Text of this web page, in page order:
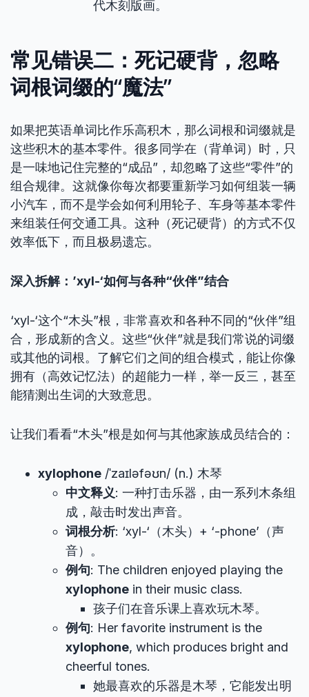
代木刻版画。
常见错误二：死记硬背，忽略
词根词缀的“魔法”
如果把英语单词比作乐高积木，那么词根和词缀就是
这些积木的基本零件。很多同学在（背单词）时，只
是一味地记住完整的“成品”，却忽略了这些“零件”的
组合规律。这就像你每次都要重新学习如何组装一辆
小汽车，而不是学会如何利用轮子、车身等基本零件
来组装任何交通工具。这种（死记硬背）的方式不仅
效率低下，而且极易遗忘。
深入拆解：’xyl-‘如何与各种“伙伴”结合
‘xyl-‘这个“木头”根，非常喜欢和各种不同的“伙伴”组
合，形成新的含义。这些“伙伴”就是我们常说的词缀
或其他的词根。了解它们之间的组合模式，能让你像
拥有（高效记忆法）的超能力一样，举一反三，甚至
能猜测出生词的大致意思。
让我们看看“木头”根是如何与其他家族成员结合的：
xylophone /ˈzaɪləfəʊn/ (n.) 木琴
中文释义: 一种打击乐器，由一系列木条组
成，敲击时发出声音。
词根分析: ‘xyl-‘（木头）+ ‘-phone’（声
音）。
例句: The children enjoyed playing the
xylophone in their music class.
孩子们在音乐课上喜欢玩木琴。
例句: Her favorite instrument is the
xylophone, which produces bright and
cheerful tones.
她最喜欢的乐器是木琴，它能发出明